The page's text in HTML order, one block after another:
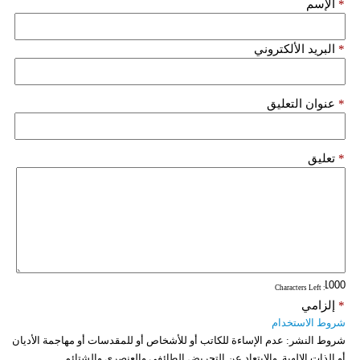
الإسم *
البريد الألكتروني *
عنوان التعليق *
تعليق *
: Characters Left
إلزامي *
شروط الاستخدام
شروط النشر: عدم الإساءة للكاتب أو للأشخاص أو للمقدسات أو مهاجمة الأديان